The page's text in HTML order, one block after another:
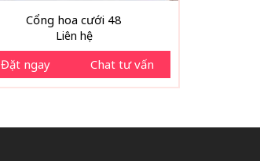
Cổng hoa cưới 48
Liên hệ
Đặt ngay Chat tư vấn